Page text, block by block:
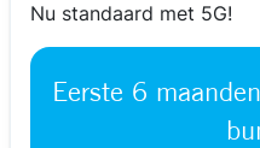
Nu standaard met 5G!
Eerste 6 maanden